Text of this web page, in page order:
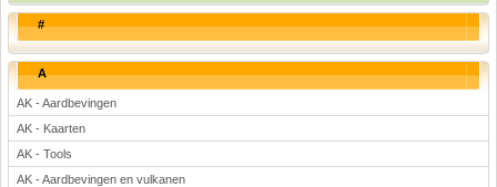
Frans, Duits, Chinees, Spaans
Geschiedenis
Handvaardigheid en Tekenen
Kunst en Cultuur
Levensbeschouwing
Lichamelijke opvoeding
Muziek
#
A
AK - Aardbevingen
AK - Kaarten
AK - Tools
AK - Aardbevingen en vulkanen